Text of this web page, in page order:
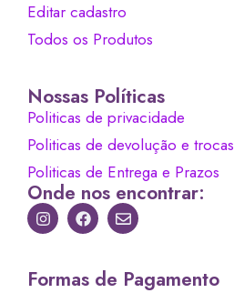
Editar cadastro
Todos os Produtos
Nossas Políticas
Politicas de privacidade
Politicas de devolução e trocas
Politicas de Entrega e Prazos
Onde nos encontrar:
Formas de Pagamento